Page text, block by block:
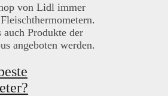
von Lidl immer
auch Produkte der
angeboten werden.